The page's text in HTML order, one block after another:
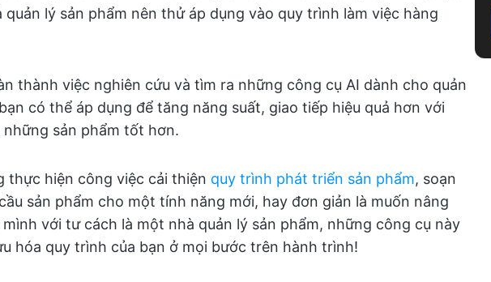
quản lý sản phẩm nên thử áp dụng vào quy trình làm việc hàng
thành việc nghiên cứu và tìm ra những công cụ AI dành cho quản
có thể áp dụng để tăng năng suất, giao tiếp hiệu quả hơn với
sản phẩm tốt hơn.
thực hiện công việc cải thiện quy trình phát triển sản phẩm, soạn
sản phẩm cho một tính năng mới, hay đơn giản là muốn nâng
với tư cách là một nhà quản lý sản phẩm, những công cụ này
hóa quy trình của bạn ở mọi bước trên hành trình!